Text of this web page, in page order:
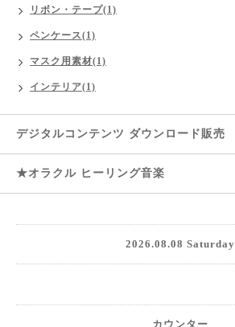
リボン・テープ(1)
ペンケース(1)
マスク用素材(1)
インテリア(1)
デジタルコンテンツ ダウンロード販売
★オラクル ヒーリング音楽
2026.08.08 Saturday
カウンター